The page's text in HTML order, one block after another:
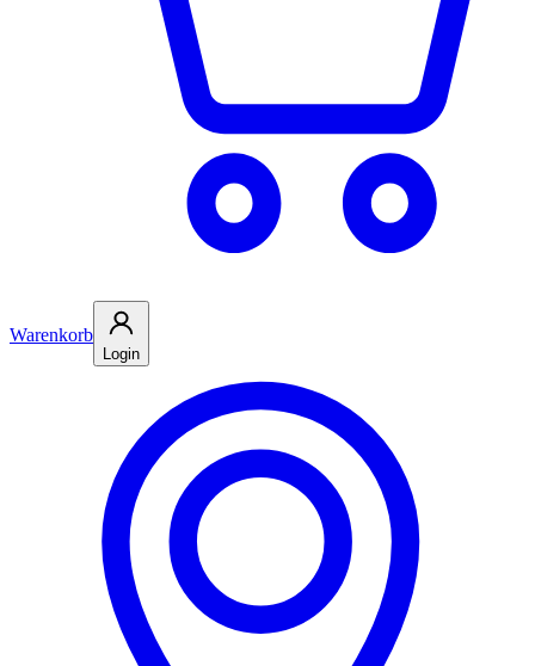
Warenkorb
Login